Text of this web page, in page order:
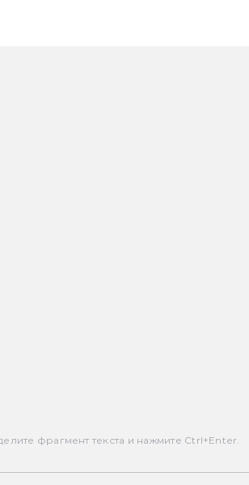
фрагмент текста и нажмите Ctrl+Enter.